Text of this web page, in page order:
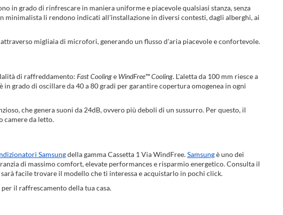
in grado di rinfrescare in maniera uniforme e piacevole qualsiasi stanza, senza
minimalista li rendono indicati all'installazione in diversi contesti, dagli alberghi, ai
migliaia di microfori, generando un flusso d'aria piacevole e confortevole.
di raffreddamento: Fast Coolinge WindFree™ Cooling. L'aletta da 100 mm riesce a
grado di oscillare da 40 a 80 gradi per garantire copertura omogenea in ogni
che genera suoni da 24dB, ovvero più deboli di un sussurro. Per questo, il
camere da letto.
Samsungdella gamma Cassetta 1 Via WindFree.Samsungè uno dei
di massimo comfort, elevate performances e risparmio energetico. Consulta il
facile trovare il modello che ti interessa e acquistarlo in pochi click.
il raffrescamento della tua casa.